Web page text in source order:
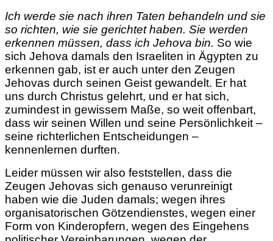
Ich werde sie nach ihren Taten behandeln und sie
so richten, wie sie gerichtet haben. Sie werden
erkennen müssen, dass ich Jehova bin. So wie
sich Jehova damals den Israeliten in Ägypten zu
erkennen gab, ist er auch unter den Zeugen
Jehovas durch seinen Geist gewandelt. Er hat
uns durch Christus gelehrt, und er hat sich,
zumindest in gewissem Maße, so weit offenbart,
dass wir seinen Willen und seine Persönlichkeit –
seine richterlichen Entscheidungen –
kennenlernen durften.
Leider müssen wir also feststellen, dass die
Zeugen Jehovas sich genauso verunreinigt
haben wie die Juden damals; wegen ihres
organisatorischen Götzendienstes, wegen einer
Form von Kinderopfern, wegen des Eingehens